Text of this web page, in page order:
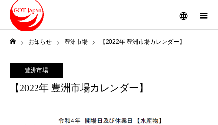
メニュー
お知らせ 豊洲市場 【2022年 豊洲市場カレンダー】
豊洲市場
【2022年 豊洲市場カレンダー】